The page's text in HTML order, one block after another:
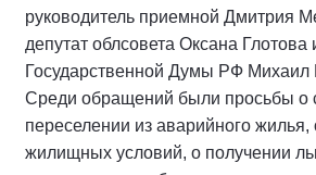
руководитель приемной Дмитрия
депутат облсовета Оксана Глотова
Государственной Думы РФ Михаил
Среди обращений были просьбы о
переселении из аварийного
жилищных условий, о получении